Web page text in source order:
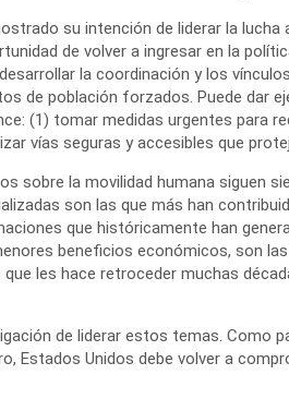
su intención de liderar la
de volver a ingresar en la
la coordinación y los
de población forzados. Puede dar
(1) tomar medidas urgentes para
vías seguras y accesibles que
sobre la movilidad humana siguen
son las que más han
que históricamente han
beneficios económicos, son
les hace retroceder muchas
de liderar estos temas. Como
Estados Unidos debe volver a